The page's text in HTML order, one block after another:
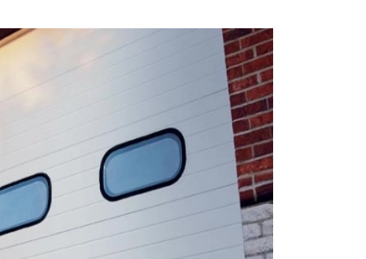
Salidas de emergencia